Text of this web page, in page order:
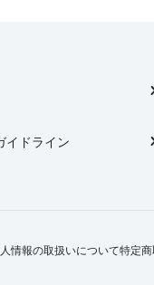
イドライン
情報の取扱いについて特定